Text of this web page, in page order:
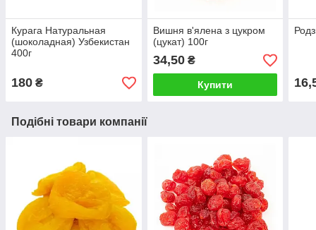
Курага Натуральная
(шоколадная) Узбекистан
400г
180 ₴
Вишня в'ялена з цукром
(цукат) 100г
34,50₴
Купити
Подібні товари компанії